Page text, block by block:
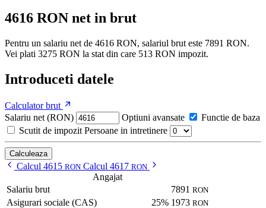
4616 RON net in brut
Pentru un salariu net de 4616 RON, salariul brut este 7891 RON.
Vei plati 3275 RON la stat din care 513 RON impozit.
Introduceti datele
Calculator brut
Salariu net (RON)
Optiuni avansate
Functie de baza
Scutit de impozit Persoane in intretinere
Calculeaza
Calcul 4615 RON Calcul 4617 RON
Angajat
Salariu brut
7891 RON
Asigurari sociale (CAS) 25% 1973 RON